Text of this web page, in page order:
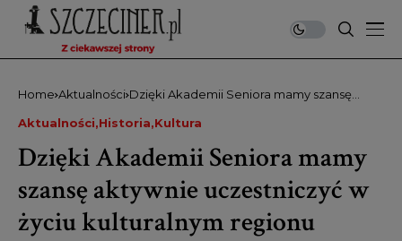
Home Aktualności Dzięki Akademii Seniora mamy szansę
regionu
Aktualności Historia Kultura
Dzięki Akademii Seniora mamy
szansę aktywnie uczestniczyć w
życiu kulturalnym regionu